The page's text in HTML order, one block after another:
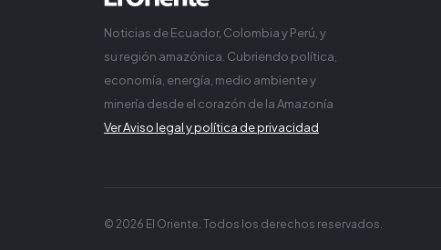
Noticias de Ecuador, Colombia y Perú, y
su región amazónica. Cubriendo política,
economía, energía, medio ambiente y
minería desde el corazón de la Amazonía
Ver Aviso legal y política de privacidad
© 2026 El Oriente. Todos los derechos reservados.